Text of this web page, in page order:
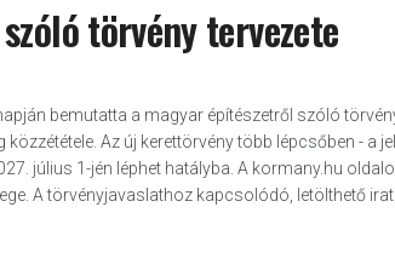
törvény tervezete
bemutatta a magyar építészetről szóló
Az új kerettörvény több lépcsőben - a
július 1-jén léphet hatályba. A kormany.hu
A törvényjavaslathoz kapcsolódó, letölthető